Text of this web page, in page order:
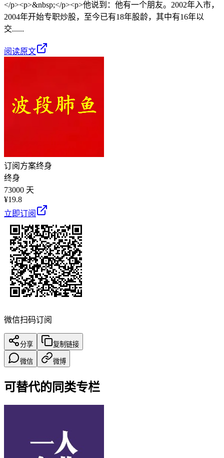
</p><p>&nbsp;</p><p>他说到：他有一个朋友。2002年入市，
2004年开始专职炒股，至今已有18年股龄，其中有16年以
交......
阅读原文
订阅方案终身
终身
73000 天
¥19.8
立即订阅
微信扫码订阅
分享 复制链接
微信 微博
可替代的同类专栏